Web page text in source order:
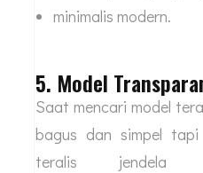
minimalis modern.
5. Model
Saat mencari model
bagus dan simpel
teralis jendela